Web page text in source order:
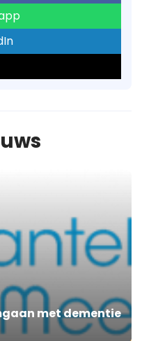
met dementie